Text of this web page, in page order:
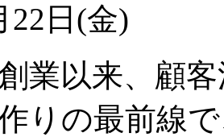
22日(金)
業以来、顧
りの最前線